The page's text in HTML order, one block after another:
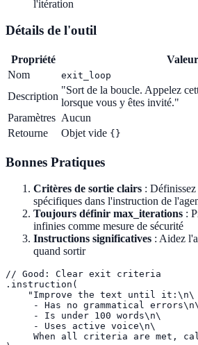
l'itération
Détails de l'outil
Propriété
Valeur
Nom
exit_loop
Description
"Sort de la boucle. Appelez
lorsque vous y êtes invité."
Paramètres Aucun
Retourne
Objet vide {}
Bonnes Pratiques
Critères de sortie clairs :
spécifiques dans l'instruction de
Toujours définir max_iterations :
infinies comme mesure de sécurité
Instructions significatives : Aidez
quand sortir
// Good: Clear exit criteria
.instruction(
    "Improve the text until it:\n\
     - Has no grammatical errors\n\
     - Is under 100 words\n\
     - Uses active voice\n\
When all criteria are met,